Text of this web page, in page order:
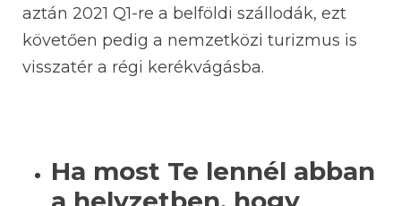
aztán 2021 Q1-re a belföldi szállodák, ezt
követően pedig a nemzetközi turizmus is
visszatér a régi kerékvágásba.
Ha most Te lennél abban